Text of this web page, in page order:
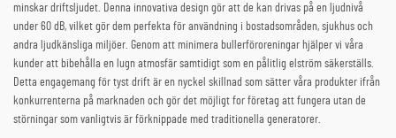
minskar driftsljudet. Denna innovativa design gör att de kan drivas på en ljudnivå
under 60 dB, vilket gör dem perfekta för användning i bostadsområden, sjukhus och
andra ljudkänsliga miljöer. Genom att minimera bullerföroreningar hjälper vi våra
kunder att bibehålla en lugn atmosfär samtidigt som en pålitlig elström säkerställs.
Detta engagemang för tyst drift är en nyckel skillnad som sätter våra produkter ifrån
konkurrenterna på marknaden och gör det möjligt for företag att fungera utan de
störningar som vanligtvis är förknippade med traditionella generatorer.